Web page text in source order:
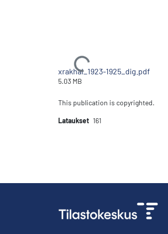
Ladataan...
xrakhal_1923-1925_dig.pdf
5.03 MB
This publication is copyrighted.
Lataukset 161